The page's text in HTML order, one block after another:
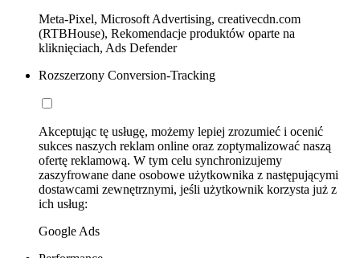
Meta-Pixel, Microsoft Advertising, creativecdn.com
(RTBHouse), Rekomendacje produktów oparte na
kliknięciach, Ads Defender
Rozszerzony Conversion-Tracking
Akceptując tę usługę, możemy lepiej zrozumieć i ocenić
sukces naszych reklam online oraz zoptymalizować naszą
ofertę reklamową. W tym celu synchronizujemy
zaszyfrowane dane osobowe użytkownika z następującymi
dostawcami zewnętrznymi, jeśli użytkownik korzysta już z
ich usług:
Google Ads